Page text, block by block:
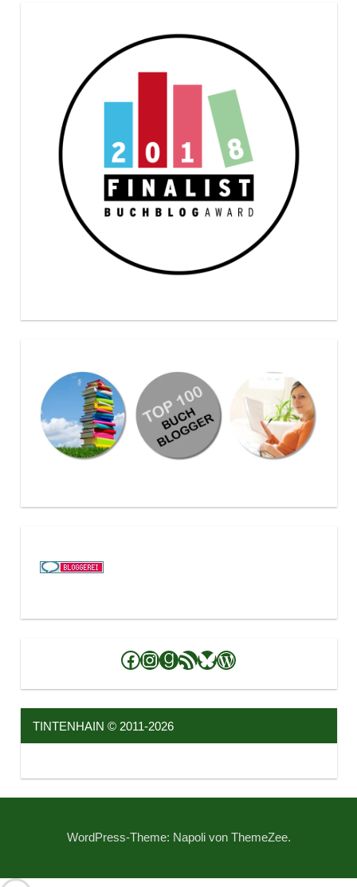
Facebook
Instagram
Goodreads
RSS-Feed
Bluesky
WordPress
TINTENHAIN © 2011-2026
WordPress-Theme: Napoli von ThemeZee.